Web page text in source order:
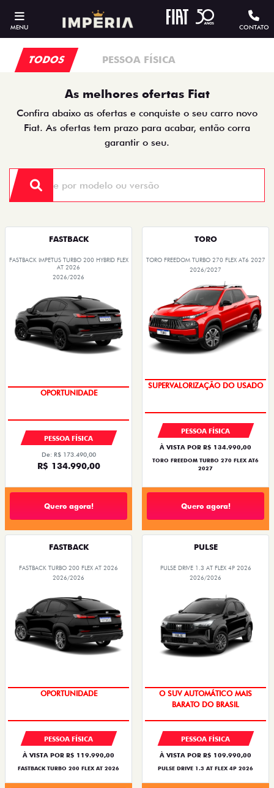
MENU CONTATO
TODOS PESSOA FÍSICA
As melhores ofertas Fiat
Confira abaixo as ofertas e conquiste o seu carro novo
Fiat. As ofertas tem prazo para acabar, então corra
garantir o seu.
FASTBACK
FASTBACK IMPETUS TURBO 200 HYBRID FLEX
AT 2026
2026/2026
OPORTUNIDADE
PESSOA FÍSICA
De: R$ 173.490,00
R$ 134.990,00
Quero agora!
TORO
TORO FREEDOM TURBO 270 FLEX AT6 2027
2026/2027
SUPERVALORIZAÇÃO DO USADO
PESSOA FÍSICA
À VISTA POR R$ 134.990,00
TORO FREEDOM TURBO 270 FLEX AT6
2027
Quero agora!
FASTBACK
FASTBACK TURBO 200 FLEX AT 2026
2026/2026
OPORTUNIDADE
PESSOA FÍSICA
À VISTA POR R$ 119.990,00
FASTBACK TURBO 200 FLEX AT 2026
PULSE
PULSE DRIVE 1.3 AT FLEX 4P 2026
2026/2026
O SUV AUTOMÁTICO MAIS
BARATO DO BRASIL
PESSOA FÍSICA
À VISTA POR R$ 109.990,00
PULSE DRIVE 1.3 AT FLEX 4P 2026